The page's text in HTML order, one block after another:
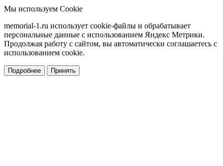
Мы используем Cookie
memorial-1.ru использует cookie-файлы и обрабатывает
персональные данные с использованием Яндекс Метрики.
Продолжая работу с сайтом, вы автоматически соглашаетесь с
использованием cookie.
Подробнее Принять